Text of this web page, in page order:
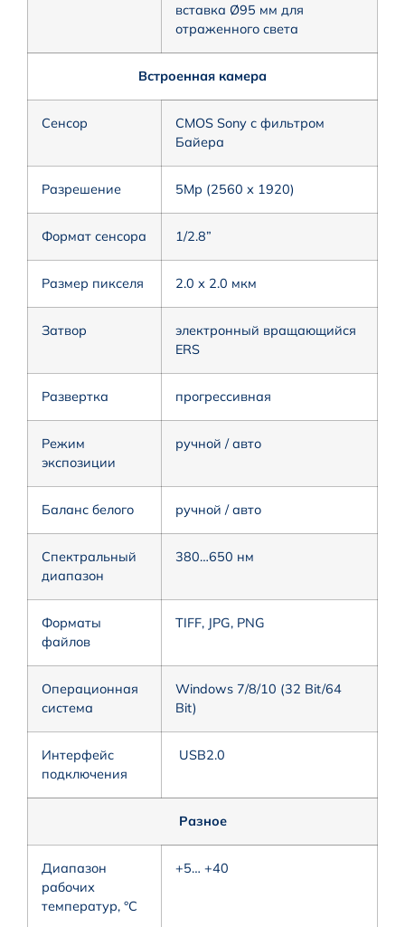
вставка Ø95 мм для
отраженного света
Встроенная камера
Сенсор
CMOS Sony с фильтром
Байера
Разрешение 5Мр (2560 х 1920)
Формат сенсора 1/2.8”
Размер пикселя 2.0 х 2.0 мкм
Затвор
электронный вращающийся
ERS
Развертка прогрессивная
Режим
экспозиции
ручной / авто
Баланс белого ручной / авто
Спектральный
диапазон
380…650 нм
Форматы
файлов
TIFF, JPG, PNG
Операционная
система
Windows 7/8/10 (32 Bit/64
Bit)
Интерфейс
подключения
USB2.0
Разное
Диапазон
рабочих
температур, °C
+5… +40